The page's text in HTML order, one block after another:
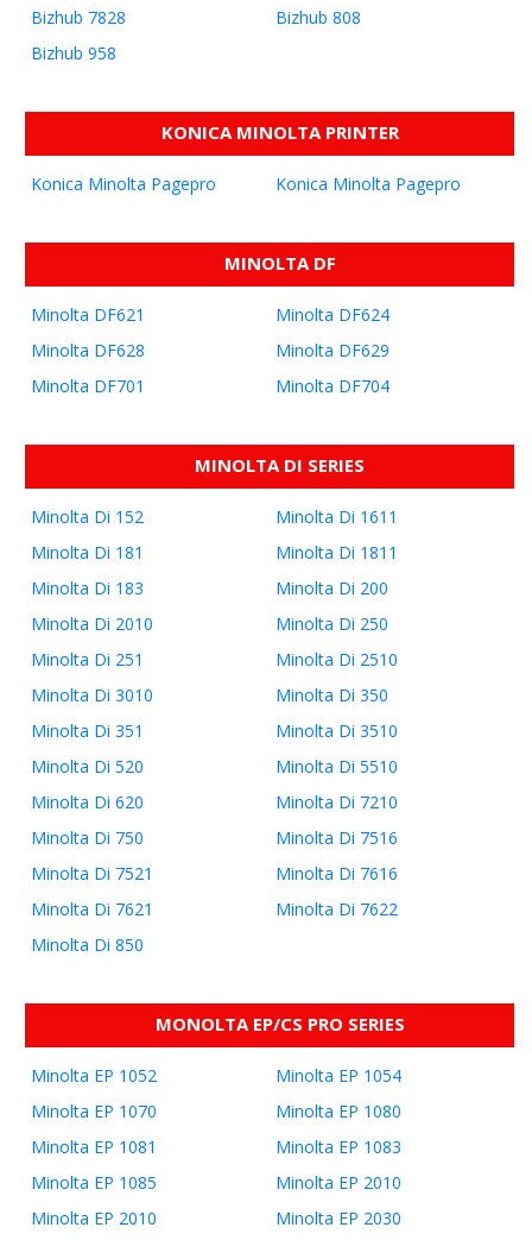
Bizhub 7828
Bizhub 808
Bizhub 958
KONICA MINOLTA PRINTER
Konica Minolta Pagepro
Konica Minolta Pagepro
MINOLTA DF
Minolta DF621
Minolta DF624
Minolta DF628
Minolta DF629
Minolta DF701
Minolta DF704
MINOLTA DI SERIES
Minolta Di 152
Minolta Di 1611
Minolta Di 181
Minolta Di 1811
Minolta Di 183
Minolta Di 200
Minolta Di 2010
Minolta Di 250
Minolta Di 251
Minolta Di 2510
Minolta Di 3010
Minolta Di 350
Minolta Di 351
Minolta Di 3510
Minolta Di 520
Minolta Di 5510
Minolta Di 620
Minolta Di 7210
Minolta Di 750
Minolta Di 7516
Minolta Di 7521
Minolta Di 7616
Minolta Di 7621
Minolta Di 7622
Minolta Di 850
MONOLTA EP/CS PRO SERIES
Minolta EP 1052
Minolta EP 1054
Minolta EP 1070
Minolta EP 1080
Minolta EP 1081
Minolta EP 1083
Minolta EP 1085
Minolta EP 2010
Minolta EP 2010
Minolta EP 2030